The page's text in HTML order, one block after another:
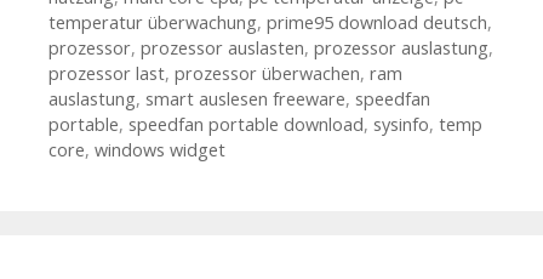
temperatur überwachung, prime95 download deutsch,
prozessor, prozessor auslasten, prozessor auslastung,
prozessor last, prozessor überwachen, ram
auslastung, smart auslesen freeware, speedfan
portable, speedfan portable download, sysinfo, temp
core, windows widget